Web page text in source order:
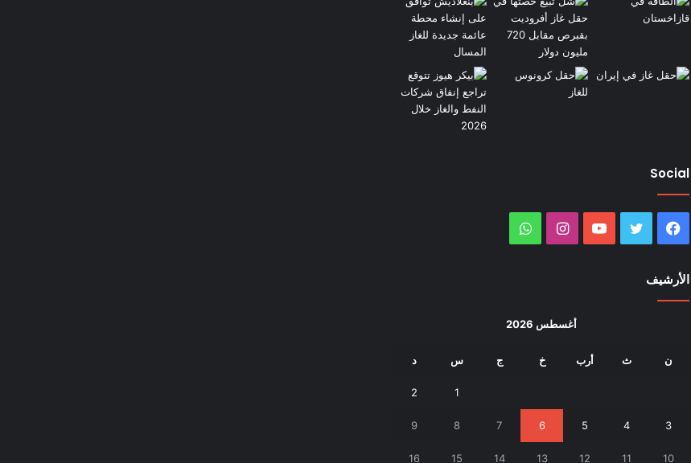
Social
فيسبوك تويتر يوتيوب انستقرام
الأرشيف
أغسطس 2026
ن ث أرب خ ج س د
1
2
3
4
5
6
7
8
9
10
11
12
13
14
15
16